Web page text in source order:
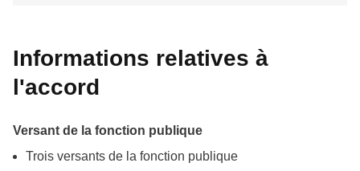
Informations relatives à
l'accord
Versant de la fonction publique
Trois versants de la fonction publique